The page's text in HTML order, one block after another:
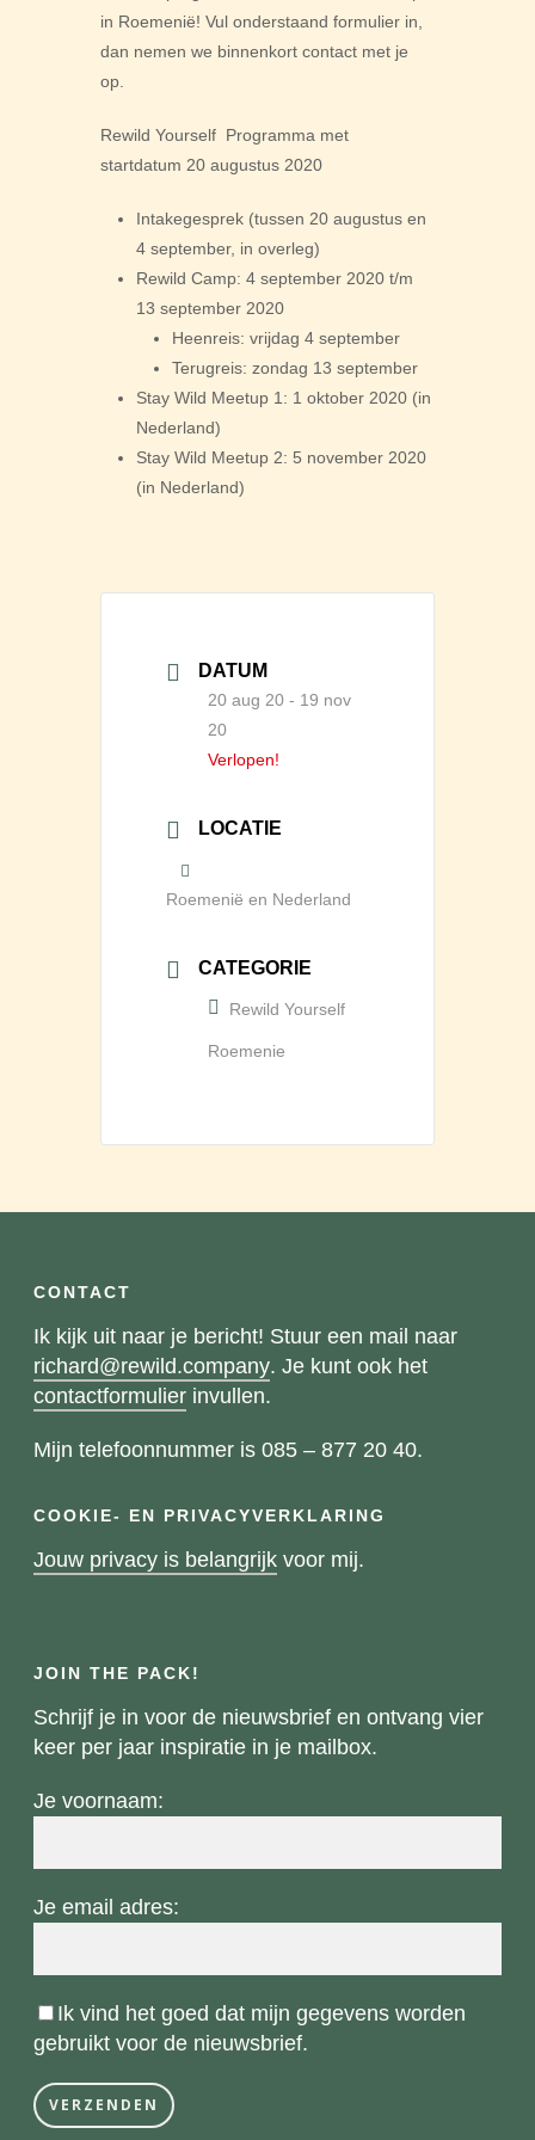
in Roemenië! Vul onderstaand formulier in,
dan nemen we binnenkort contact met je
op.
Rewild Yourself Programma met
startdatum 20 augustus 2020
Intakegesprek (tussen 20 augustus en
4 september, in overleg)
Rewild Camp: 4 september 2020 t/m
13 september 2020
Heenreis: vrijdag 4 september
Terugreis: zondag 13 september
Stay Wild Meetup 1: 1 oktober 2020 (in
Nederland)
Stay Wild Meetup 2: 5 november 2020
(in Nederland)
DATUM
20 aug 20 - 19 nov
20
Verlopen!
LOCATIE
Roemenië en Nederland
CATEGORIE
Rewild Yourself
Roemenie
CONTACT
Ik kijk uit naar je bericht! Stuur een mail naar
richard@rewild.company. Je kunt ook het
contactformulier invullen.
Mijn telefoonnummer is 085 – 877 20 40.
COOKIE- EN PRIVACYVERKLARING
Jouw privacy is belangrijk voor mij.
JOIN THE PACK!
Schrijf je in voor de nieuwsbrief en ontvang vier
keer per jaar inspiratie in je mailbox.
Je voornaam:
Je email adres:
Ik vind het goed dat mijn gegevens worden
gebruikt voor de nieuwsbrief.